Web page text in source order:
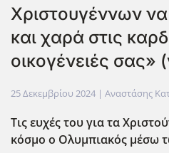
Χριστουγέννων
και χαρά στις
οικογένειές σας»
25 Δεκεμβρίου 2024 | Αναστάσης
Τις ευχές του για τα
κόσμο ο Ολυμπιακός μέσω